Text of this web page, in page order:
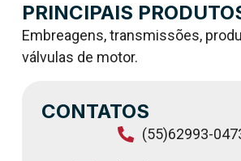
PRINCIPAIS
Embreagens, transmissões,
válvulas de motor.
CONTATOS
(55)62993-